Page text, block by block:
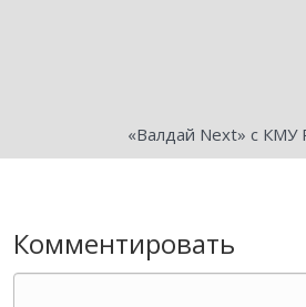
«Валдай Next» с КМУ
Комментировать